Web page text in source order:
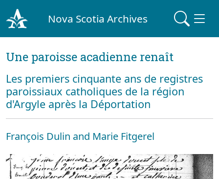
Nova Scotia Archives
Une paroisse acadienne renaît
Les premiers cinquante ans de registres
paroissiaux catholiques de la région
d'Argyle après la Déportation
François Dulin and Marie Fitgerel